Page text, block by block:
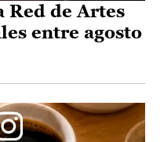
Red de Artes
entre agosto